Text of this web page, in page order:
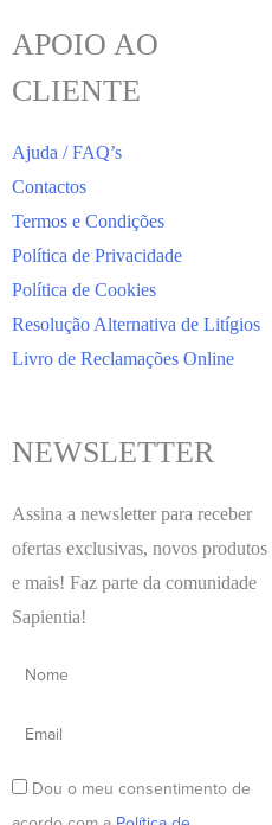
APOIO AO
CLIENTE
Ajuda / FAQ’s
Contactos
Termos e Condições
Política de Privacidade
Política de Cookies
Resolução Alternativa de Litígios
Livro de Reclamações Online
NEWSLETTER
Assina a newsletter para receber
ofertas exclusivas, novos produtos
e mais! Faz parte da comunidade
Sapientia!
Dou o meu consentimento de